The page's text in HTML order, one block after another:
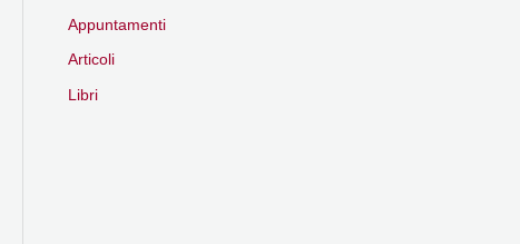
Appuntamenti
Articoli
Libri